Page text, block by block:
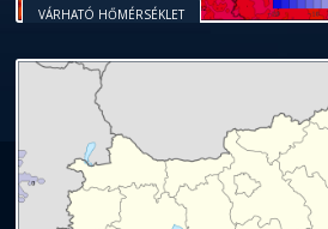
VÁRHATÓ HŐMÉRSÉKLET